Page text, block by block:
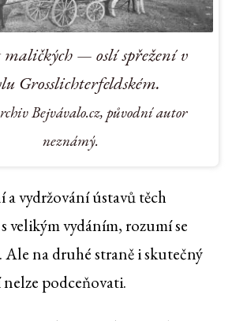
maličkých — oslí spřežení v
Grosslichterfeldském.
Bejvávalo.cz, původní autor
neznámý.
a vydržování ústavů těch
velikým vydáním, rozumí se
Ale na druhé straně i skutečný
nelze podceňovati.